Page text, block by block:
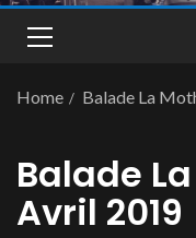
Home Balade La
Balade
Avril 2019